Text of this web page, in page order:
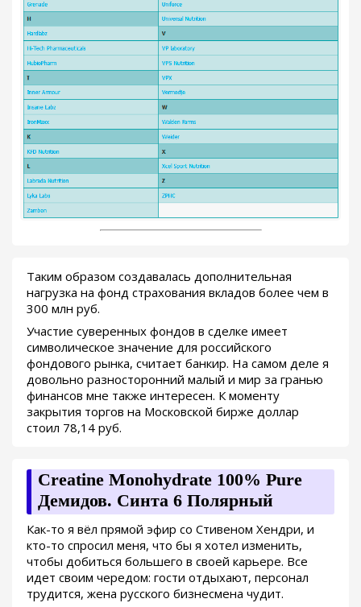
Таким образом создавалась дополнительная
нагрузка на фонд страхования вкладов более чем в
300 млн руб.
Участие суверенных фондов в сделке имеет
символическое значение для российского
фондового рынка, считает банкир. На самом деле я
довольно разносторонний малый и мир за гранью
финансов мне также интересен. К моменту
закрытия торгов на Московской бирже доллар
стоил 78,14 руб.
Creatine Monohydrate 100% Pure
Демидов. Синта 6 Полярный
Как-то я вёл прямой эфир со Стивеном Хендри, и
кто-то спросил меня, что бы я хотел изменить,
чтобы добиться большего в своей карьере. Все
идет своим чередом: гости отдыхают, персонал
трудится, жена русского бизнесмена чудит.